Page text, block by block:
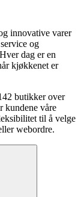
innovative varer
og
dag er en
kjøkkenet er
butikker over
kundene våre
til å velge
webordre.